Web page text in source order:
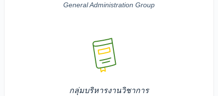
General Administration Group
กลุ่มบริหารงานวิชาการ